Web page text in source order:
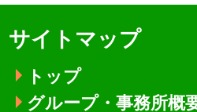
サイトマップ
トップ
グループ・事務所概